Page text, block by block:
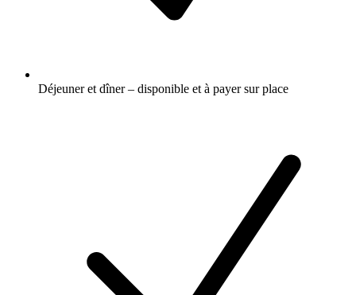
Déjeuner et dîner – disponible et à payer sur place